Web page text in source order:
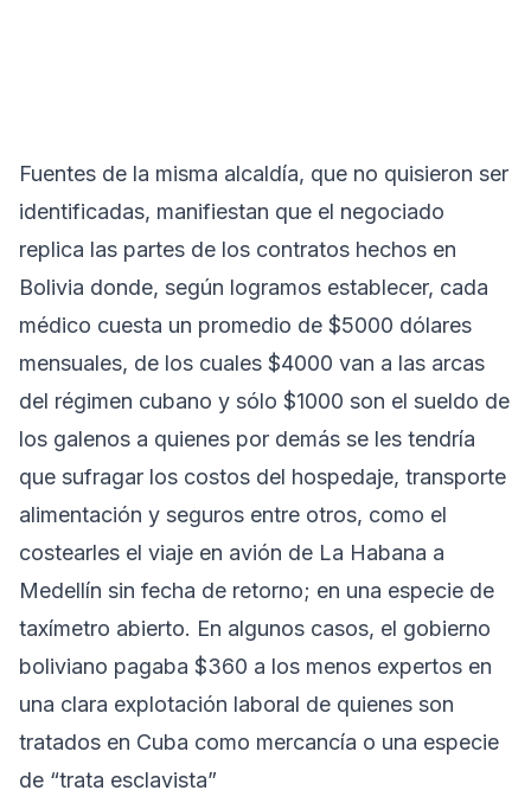
Fuentes de la misma alcaldía, que no quisieron ser
identificadas, manifiestan que el negociado
replica las partes de los contratos hechos en
Bolivia donde, según logramos establecer, cada
médico cuesta un promedio de $5000 dólares
mensuales, de los cuales $4000 van a las arcas
del régimen cubano y sólo $1000 son el sueldo de
los galenos a quienes por demás se les tendría
que sufragar los costos del hospedaje, transporte
alimentación y seguros entre otros, como el
costearles el viaje en avión de La Habana a
Medellín sin fecha de retorno; en una especie de
taxímetro abierto. En algunos casos, el gobierno
boliviano pagaba $360 a los menos expertos en
una clara explotación laboral de quienes son
tratados en Cuba como mercancía o una especie
de “trata esclavista”